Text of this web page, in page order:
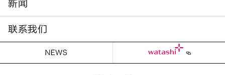
新闻
联系我们